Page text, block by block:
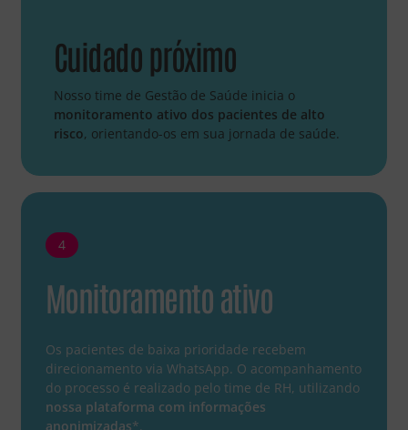
Cuidado próximo
Nosso time de Gestão de Saúde inicia o
monitoramento ativo dos pacientes de alto
risco, orientando-os em sua jornada de saúde.
4
Monitoramento ativo
Os pacientes de baixa prioridade recebem
direcionamento via WhatsApp. O acompanhamento
do processo é realizado pelo time de RH, utilizando
nossa plataforma com informações
anonimizadas*.